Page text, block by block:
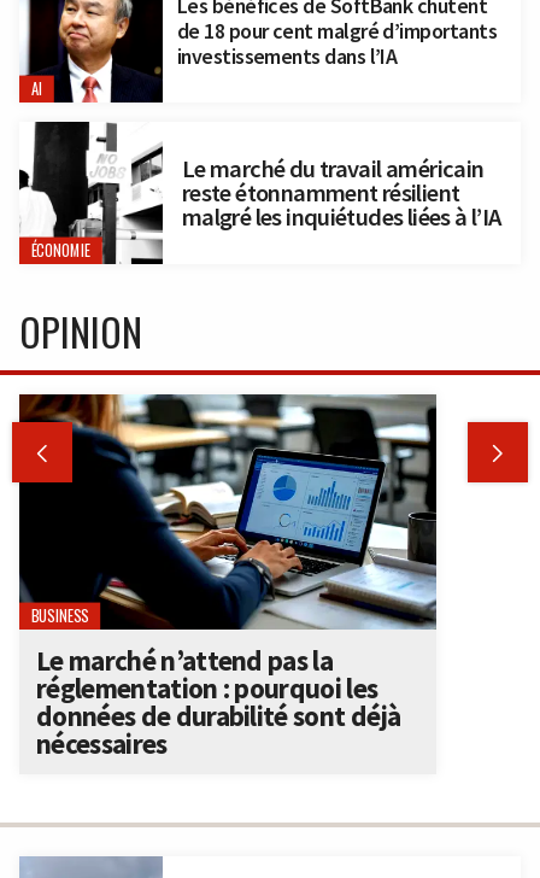
AI
de 18 pour cent malgré d’importants
investissements dans l’IA
ÉCONOMIE
Le marché du travail américain
reste étonnamment résilient
malgré les inquiétudes liées à l’IA
OPINION
 
BUSINESS
Le marché n’attend pas la
réglementation : pourquoi les
données de durabilité sont déjà
nécessaires